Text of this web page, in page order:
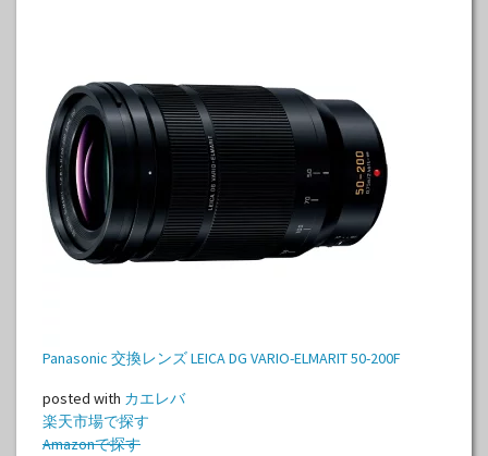
Panasonic 交換レンズ LEICA DG VARIO-ELMARIT 50-200F
posted with カエレバ
楽天市場で探す
Amazonで探す